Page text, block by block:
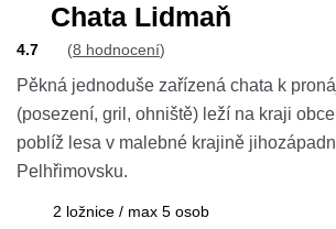
Chata Lidmaň
4.7 (8 hodnocení)
Pěkná jednoduše zařízená chata k
(posezení, gril, ohniště) leží na kraji
poblíž lesa v malebné krajině
Pelhřimovsku.
2 ložnice / max 5 osob